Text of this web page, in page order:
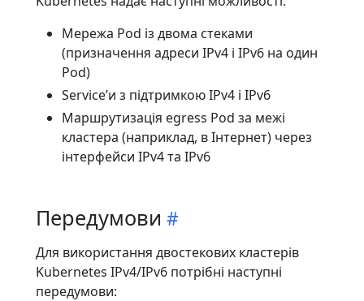
Мережа Pod із двома стеками
(призначення адреси IPv4 і IPv6 на один
Pod)
Serviceʼи з підтримкою IPv4 і IPv6
Маршрутизація egress Pod за межі
кластера (наприклад, в Інтернет) через
інтерфейси IPv4 та IPv6
Передумови
Для використання двостекових кластерів
Kubernetes IPv4/IPv6 потрібні наступні
передумови: